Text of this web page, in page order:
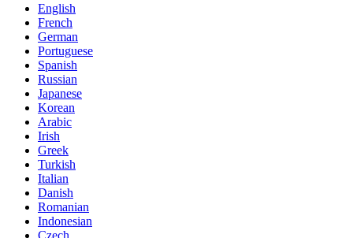
English
French
German
Portuguese
Spanish
Russian
Japanese
Korean
Arabic
Irish
Greek
Turkish
Italian
Danish
Romanian
Indonesian
Czech